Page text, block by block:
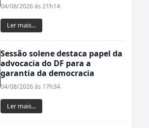
04/08/2026 às 21h14
Ler mais...
Sessão solene destaca papel da
advocacia do DF para a
garantia da democracia
04/08/2026 às 17h34
Ler mais...